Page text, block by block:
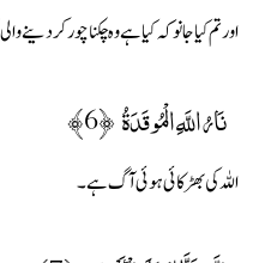
اور تم کیا جانو کہ کیا ہے وہ چکنا چور کردینے
نَارُ اللَّهِ الْمُوقَدَةُ ﴿6﴾
اللہ کی بھڑکائی ہوئی آگ ہے۔